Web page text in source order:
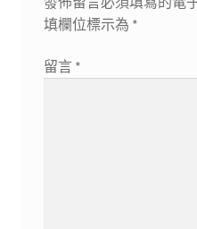
填欄位標示為 *
留言 *